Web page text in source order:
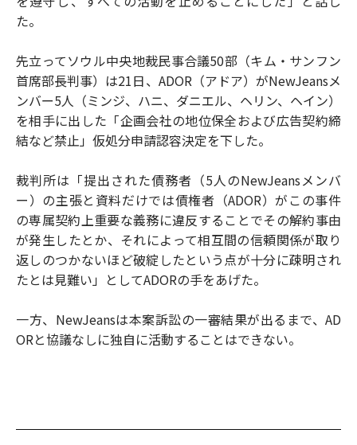
た。
先立ってソウル中央地裁民事合議50部（キム・サンフン
首席部長判事）は21日、ADOR（アドア）がNewJeansメ
ンバー5人（ミンジ、ハニ、ダニエル、ヘリン、ヘイン）
を相手に出した「企画会社の地位保全および広告契約締
結など禁止」仮処分申請認容決定を下した。
裁判所は「提出された債務者（5人のNewJeansメンバ
ー）の主張と資料だけでは債権者（ADOR）がこの事件
の専属契約上重要な義務に違反することでその解約事由
が発生したとか、それによって相互間の信頼関係が取り
返しのつかないほど破綻したという点が十分に疎明され
たとは見難い」としてADORの手をあげた。
一方、NewJeansは本案訴訟の一審結果が出るまで、AD
ORと協議なしに独自に活動することはできない。